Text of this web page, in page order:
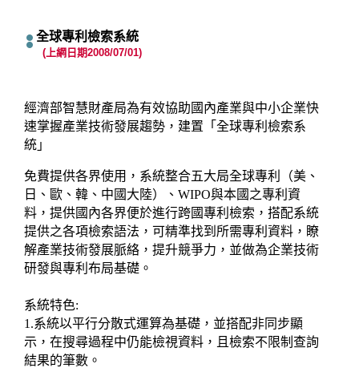
全球專利檢索系統
(上網日期2008/07/01)
經濟部智慧財產局為有效協助國內產業與中小企業快
速掌握產業技術發展趨勢，建置「全球專利檢索系
統」
免費提供各界使用，系統整合五大局全球專利（美、
日、歐、韓、中國大陸）、WIPO與本國之專利資
料，提供國內各界便於進行跨國專利檢索，搭配系統
提供之各項檢索語法，可精準找到所需專利資料，瞭
解產業技術發展脈絡，提升競爭力，並做為企業技術
研發與專利布局基礎。
系統特色:
1.系統以平行分散式運算為基礎，並搭配非同步顯
示，在搜尋過程中仍能檢視資料，且檢索不限制查詢
結果的筆數。